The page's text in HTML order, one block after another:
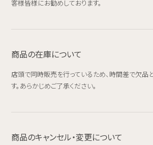
客様皆様にお勧めしております。
商品の在庫について
店頭で同時販売を行っているため、時間差で欠品
す。あらかじめご了承ください。
商品のキャンセル・変更について